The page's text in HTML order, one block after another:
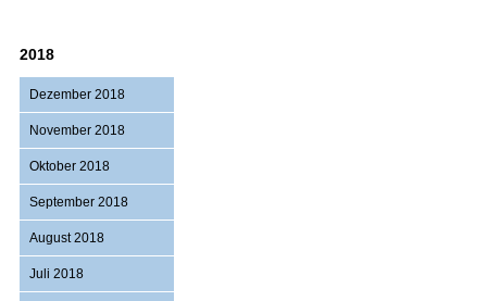
2018
Dezember 2018
November 2018
Oktober 2018
September 2018
August 2018
Juli 2018